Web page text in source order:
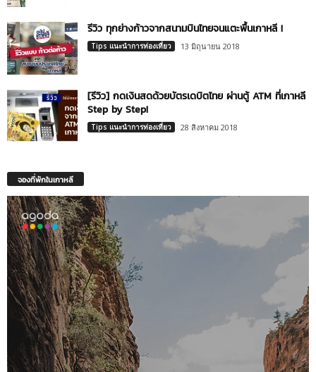
รีวิว ทุกย่างก้าวจากสนามบินไทยจนแตะพื้นเกาหลี !
Tips แนะนำการท่องเที่ยว 13 มิถุนายน 2018
[รีวิว] กดเงินสดด้วยบัตรเดบิตไทย ผ่านตู้ ATM ที่เกาหลี
Step by Step!
Tips แนะนำการท่องเที่ยว 28 สิงหาคม 2018
จองที่พักในเกาหลี